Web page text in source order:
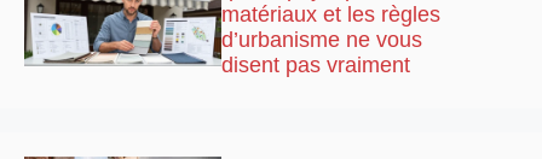
matériaux et les règles
d’urbanisme ne vous
disent pas vraiment